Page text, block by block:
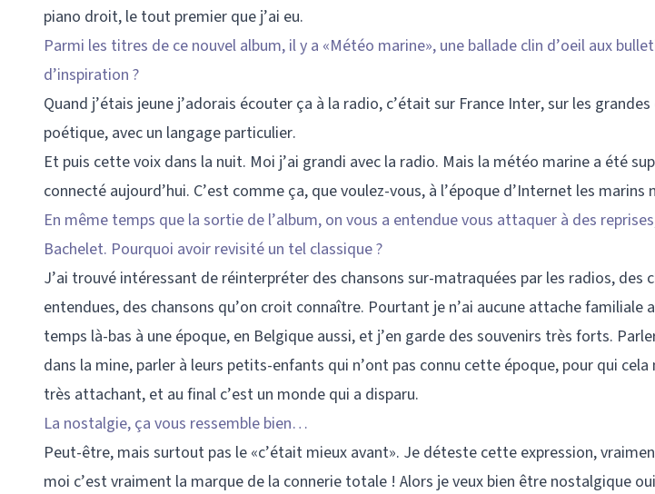
piano droit, le tout premier que j’ai eu.
Parmi les titres de ce nouvel album, il y a «Météo marine», une ballade clin d’oeil aux
d’inspiration ?
Quand j’étais jeune j’adorais écouter ça à la radio, c’était sur France Inter, sur les
poétique, avec un langage particulier.
Et puis cette voix dans la nuit. Moi j’ai grandi avec la radio. Mais la météo marine a été
connecté aujourd’hui. C’est comme ça, que voulez-vous, à l’époque d’Internet les
En même temps que la sortie de l’album, on vous a entendue vous attaquer à des
Bachelet. Pourquoi avoir revisité un tel classique ?
J’ai trouvé intéressant de réinterpréter des chansons sur-matraquées par les radios, des
entendues, des chansons qu’on croit connaître. Pourtant je n’ai aucune attache familiale
temps là-bas à une époque, en Belgique aussi, et j’en garde des souvenirs très forts.
dans la mine, parler à leurs petits-enfants qui n’ont pas connu cette époque, pour qui cela
très attachant, et au final c’est un monde qui a disparu.
La nostalgie, ça vous ressemble bien…
Peut-être, mais surtout pas le «c’était mieux avant». Je déteste cette expression,
moi c’est vraiment la marque de la connerie totale ! Alors je veux bien être nostalgique